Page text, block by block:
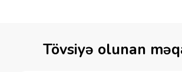
Tövsiyə olunan